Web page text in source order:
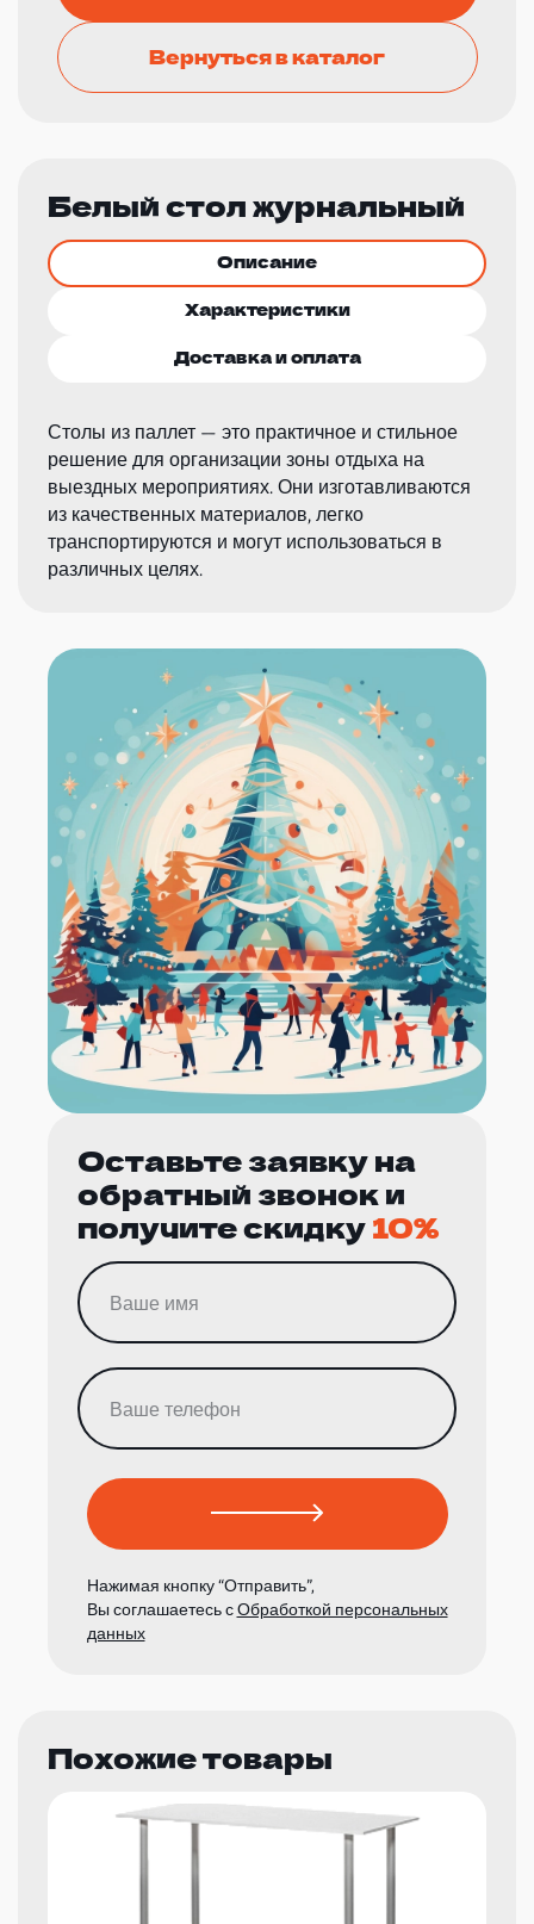
Вернуться в каталог
Белый стол журнальный
Описание
Характеристики
Доставка и оплата
Столы из паллет — это практичное и стильное
решение для организации зоны отдыха на
выездных мероприятиях. Они изготавливаются
из качественных материалов, легко
транспортируются и могут использоваться в
различных целях.
Оставьте заявку на
обратный звонок и
получите скидку10%
Нажимая кнопку “Отправить”,
Вы соглашаетесь сОбработкой персональных
данных
Похожие товары